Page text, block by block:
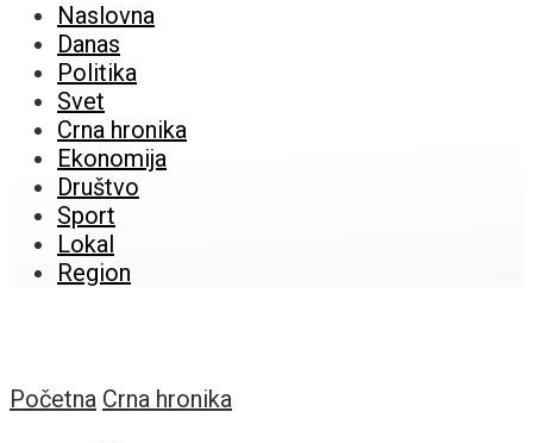
Naslovna
Danas
Politika
Svet
Crna hronika
Ekonomija
Društvo
Sport
Lokal
Region
Početna Crna hronika